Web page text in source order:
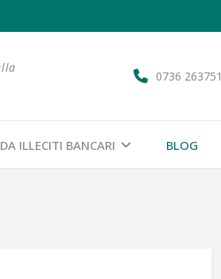
0736 263751
ILLECITI BANCARI BLOG